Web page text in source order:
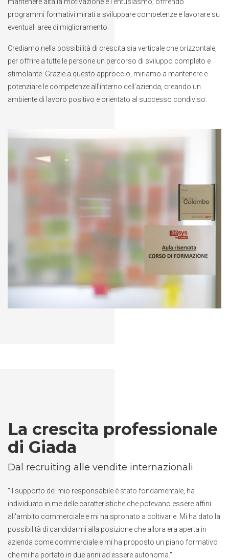
programmi formativi mirati a sviluppare competenze e lavorare su
eventuali aree di miglioramento.
Crediamo nella possibilità di crescita sia verticale che orizzontale,
per offrire a tutte le persone un percorso di sviluppo completo e
stimolante. Grazie a questo approccio, miriamo a mantenere e
potenziare le competenze all’interno dell’azienda, creando un
ambiente di lavoro positivo e orientato al successo condiviso.
La crescita professionale
di Giada
Dal recruiting alle vendite internazionali
"Il supporto del mio responsabile è stato fondamentale, ha
individuato in me delle caratteristiche che potevano essere affini
all'ambito commerciale e mi ha spronato a coltivarle. Mi ha dato la
possibilità di candidarmi alla posizione che allora era aperta in
azienda come commerciale e mi ha proposto un piano formativo
che mi ha portato in due anni ad essere autonoma."